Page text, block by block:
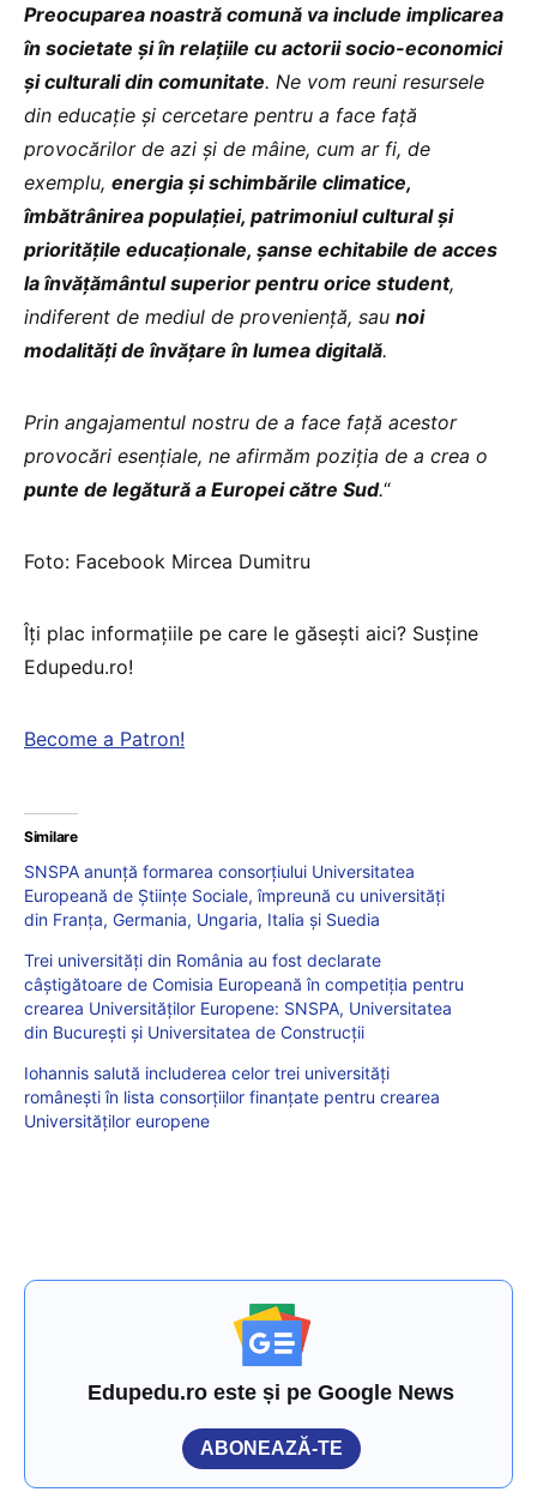
Preocuparea noastră comună va include implicarea
în societate și în relațiile cu actorii socio-economici
și culturali din comunitate. Ne vom reuni resursele
din educație și cercetare pentru a face față
provocărilor de azi și de mâine, cum ar fi, de
exemplu, energia și schimbările climatice,
îmbătrânirea populației, patrimoniul cultural și
prioritățile educaționale, șanse echitabile de acces
la învățământul superior pentru orice student,
indiferent de mediul de proveniență, sau noi
modalități de învățare în lumea digitală.
Prin angajamentul nostru de a face față acestor
provocări esențiale, ne afirmăm poziția de a crea o
punte de legătură a Europei către Sud.“
Foto: Facebook Mircea Dumitru
Îți plac informațiile pe care le găsești aici? Susține
Edupedu.ro!
Become a Patron!
Similare
SNSPA anunță formarea consorțiului Universitatea
Europeană de Științe Sociale, împreună cu universități
din Franța, Germania, Ungaria, Italia și Suedia
Trei universități din România au fost declarate
câștigătoare de Comisia Europeană în competiția pentru
crearea Universităților Europene: SNSPA, Universitatea
din București și Universitatea de Construcții
Iohannis salută includerea celor trei universități
românești în lista consorțiilor finanțate pentru crearea
Universităților europene
Edupedu.ro este și pe Google News
ABONEAZĂ-TE